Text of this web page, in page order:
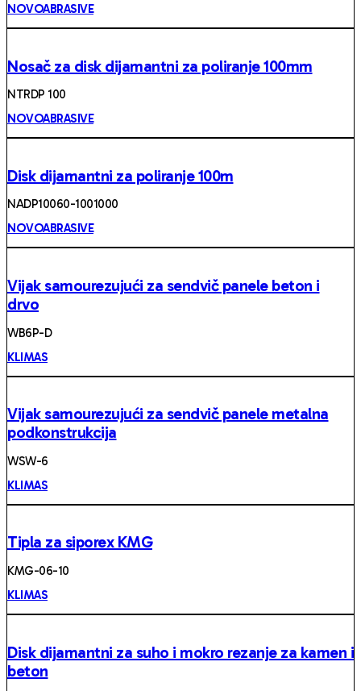
NOVOABRASIVE
Nosač za disk dijamantni za poliranje 100mm
NTRDP 100
NOVOABRASIVE
Disk dijamantni za poliranje 100m
NADP10060-1001000
NOVOABRASIVE
Vijak samourezujući za sendvič panele beton i
drvo
WB6P-D
KLIMAS
Vijak samourezujući za sendvič panele metalna
podkonstrukcija
WSW-6
KLIMAS
Tipla za siporex KMG
KMG-06-10
KLIMAS
Disk dijamantni za suho i mokro rezanje za kamen i
beton